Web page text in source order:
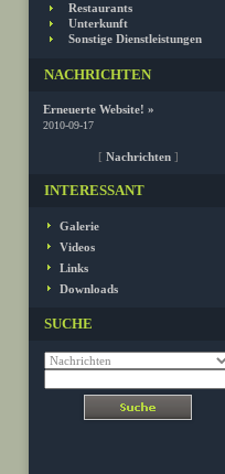
Restaurants
Unterkunft
Sonstige Dienstleistungen
NACHRICHTEN
Erneuerte Website! »
2010-09-17
[ Nachrichten]
INTERESSANT
Galerie
Videos
Links
Downloads
SUCHE